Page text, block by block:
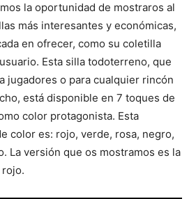
la oportunidad de mostraros al
más interesantes y económicas,
en ofrecer, como su coletilla
Esta silla todoterreno, que
jugadores o para cualquier rincón
está disponible en 7 toques de
color protagonista. Esta
color es: rojo, verde, rosa, negro,
La versión que os mostramos es la